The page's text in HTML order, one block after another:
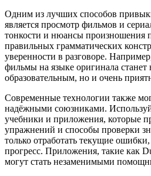
Одним из лучших способов
является просмотр фильмов и
тонкости и нюансы произношения
правильных грамматических
уверенности в разговоре.
фильмы на языке оригинала станет
образовательным, но и очень
Современные технологии также
надёжными союзниками.
учебники и приложения, которые
упражнений и способы проверки
только отработать текущие
прогресс. Приложения, такие как
могут стать незаменимыми